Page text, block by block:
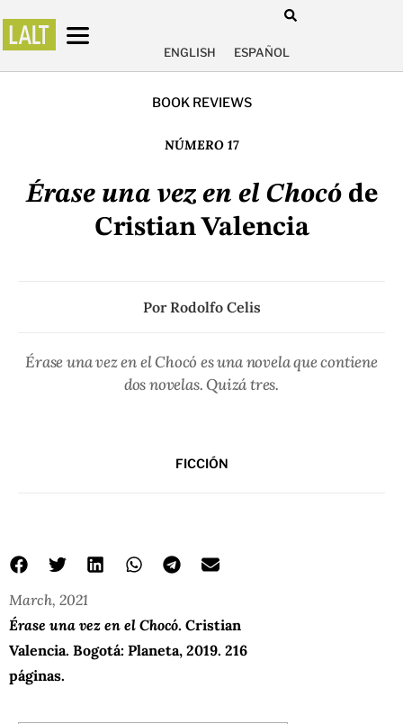
ENGLISH ESPAÑOL
BOOK REVIEWS
NÚMERO 17
Érase una vez en el Chocóde
Cristian Valencia
PorRodolfo Celis
Érase una vez en el Chocó es una novela que contiene
dos novelas. Quizá tres.
FICCIÓN
March, 2021
Érase una vez en el Chocó. Cristian
Valencia. Bogotá: Planeta, 2019. 216
páginas.